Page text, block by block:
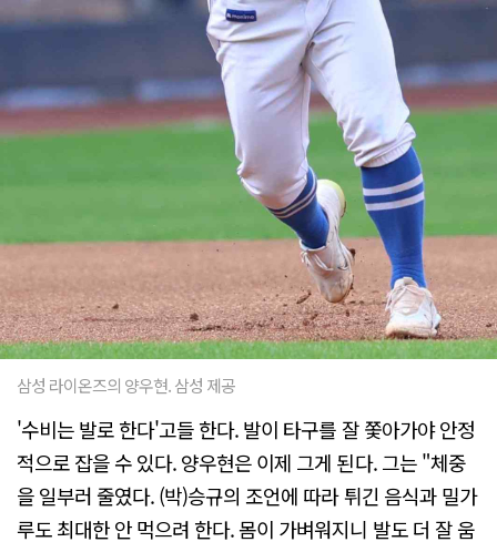
삼성 라이온즈의 양우현. 삼성 제공
'수비는 발로 한다'고들 한다. 발이 타구를 잘 쫓아가야 안정
적으로 잡을 수 있다. 양우현은 이제 그게 된다. 그는 "체중
을 일부러 줄였다. (박)승규의 조언에 따라 튀긴 음식과 밀가
루도 최대한 안 먹으려 한다. 몸이 가벼워지니 발도 더 잘 움